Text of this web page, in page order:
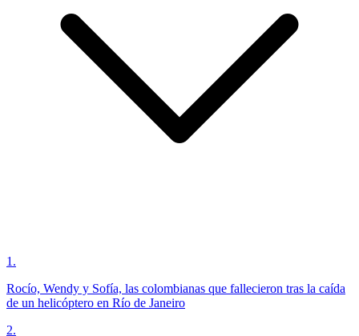
1 .
Rocío, Wendy y Sofía, las colombianas que fallecieron tras la caída
de un helicóptero en Río de Janeiro
2.